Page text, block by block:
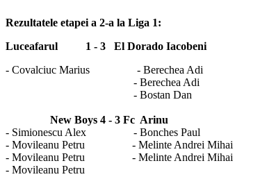
Rezultatele etapei a 2-a la Liga 1:
Luceafarul 1 - 3 El Dorado Iacobeni
- Covalciuc Marius - Berechea Adi
- Berechea Adi
- Bostan Dan
New Boys 4 - 3 Fc Arinu
- Simionescu Alex - Bonches Paul
- Movileanu Petru - Melinte Andrei Mihai
- Movileanu Petru - Melinte Andrei Mihai
- Movileanu Petru